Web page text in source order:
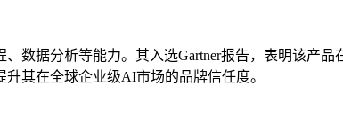
数据分析等能力。其入选Gartner报告，表明该产
其在全球企业级AI市场的品牌信任度。